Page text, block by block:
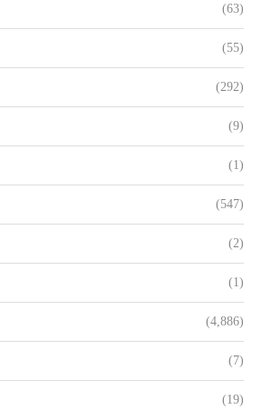
(63)
(55)
(292)
(9)
(1)
(547)
(2)
(1)
(4,886)
(7)
(19)